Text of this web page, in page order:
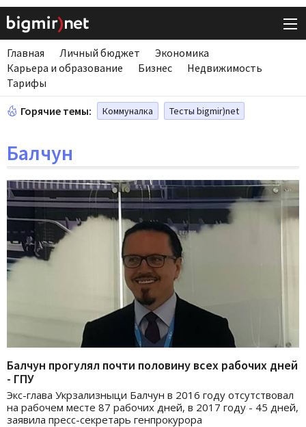
Главная Личный бюджет
Экономика
Карьера и образование
Бизнес
Недвижимость
Тарифы
Горячие темы: Коммуналка Тесты bigmir)net
Балчун
Балчун прогулял почти половину всех рабочих дней
- ГПУ
Экс-глава Укрзализныци Балчун в 2016 году отсутствовал
на рабочем месте 87 рабочих дней, в 2017 году - 45 дней,
заявила пресс-секретарь генпрокурора